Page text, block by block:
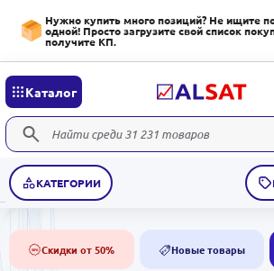
Нужно купить много позиций? Не ищите
одной! Просто загрузите свой список
получите КП.
Каталог
КАТЕГОРИИ
50% Скидки от 50% NEW Новые товары